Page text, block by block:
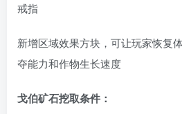
戒指
新增区域效果方块，可让玩家恢复
夺能力和作物生长速度
戈伯矿石挖取条件：